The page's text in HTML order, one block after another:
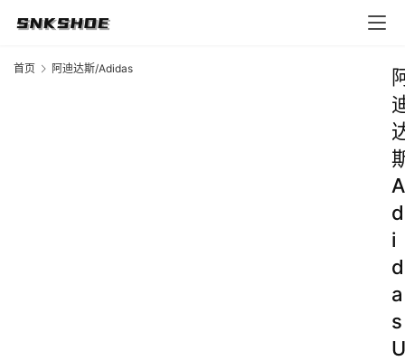
首页 阿迪达斯/Adidas
A
d
i
d
a
s
U